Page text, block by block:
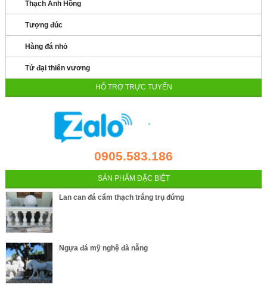
Thạch Anh Hồng
Tượng đúc
Hàng đá nhỏ
Tứ đại thiên vương
HỖ TRỢ TRỰC TUYẾN
0905.583.186
SẢN PHẨM ĐẶC BIỆT
Lan can đá cẩm thạch trắng trụ đứng
Ngựa đá mỹ nghệ đà nẵng